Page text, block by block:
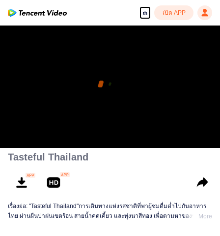
th เปิด APP
Tasteful Thailand
เรื่องย่อ: "Tasteful Thailand"การเดินทางแห่งรสชาติที่พาผู้ชมดื่มด่ำไปกับอาหาร
ไทย ผ่านผืนป่าฝนเขตร้อน สายน้ำคดเคี้ยว และทุ่งนาสีทอง เพื่อตามหาของขวัญMore